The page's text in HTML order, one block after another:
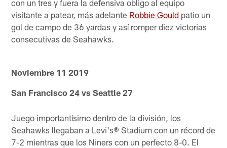
con un tres y fuera la defensiva obligo al equipo
visitante a patear, más adelante Robbie Gould patio un
gol de campo de 36 yardas y así romper diez victorias
consecutivas de Seahawks.
Noviembre 11 2019
San Francisco 24 vs Seattle 27
Juego importantísimo dentro de la división, los
Seahawks llegaban a Levi's® Stadium con un récord de
7-2 mientras que los Niners con un perfecto 8-0. El